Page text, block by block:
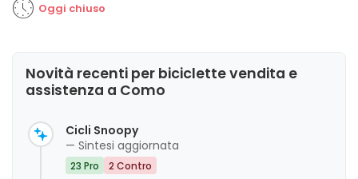
Oggi chiuso
Novità recenti per biciclette vendita e
assistenza a Como
Cicli Snoopy
— Sintesi aggiornata
23 Pro 2 Contro